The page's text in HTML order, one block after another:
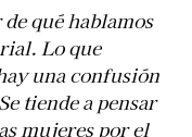
qué hablamos
. Lo que
una confusión
tiende a pensar
mujeres por el